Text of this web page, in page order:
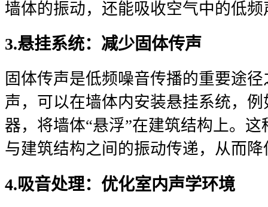
墙体的振动，还能吸收空气中的低
3.悬挂系统：减少固体传声
固体传声是低频噪音传播的重要途
声，可以在墙体内安装悬挂系统，
器，将墙体“悬浮”在建筑结构上。
与建筑结构之间的振动传递，从而
4.吸音处理：优化室内声学环境